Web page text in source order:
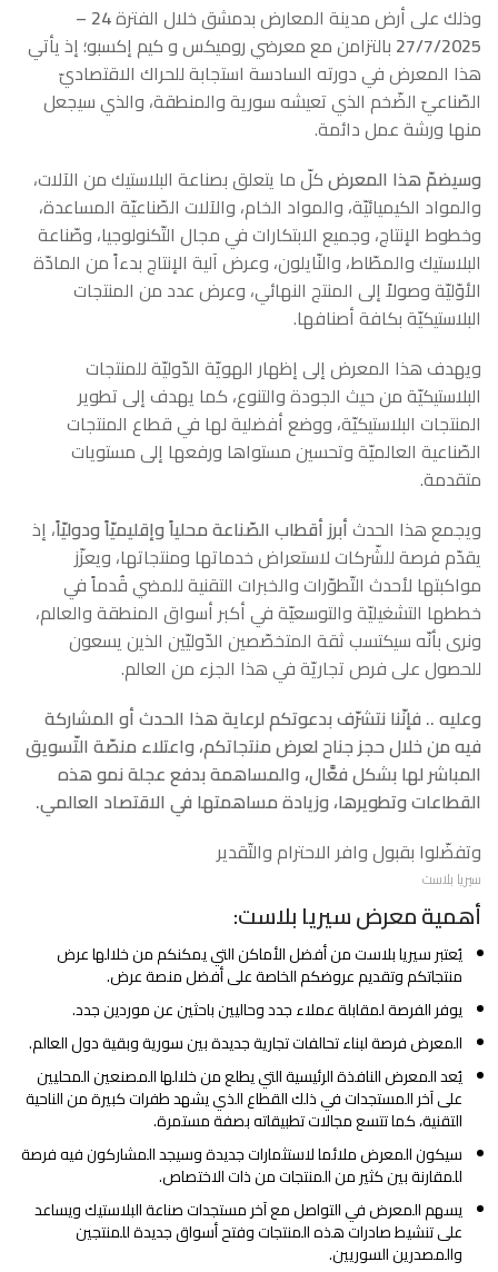
وذلك على أرض مدينة المعارض بدمشق خلال الفترة
24 –
27/7/2025 بالتزامن مع معرضي روميكس و كيم إكسبو؛ إذ يأتي
هذا المعرض في دورته السادسة استجابة للحراك الاقتصاديّ
الصّناعيّ الضّخم الذي تعيشه سورية والمنطقة، والذي سيجعل
منها ورشة عمل دائمة.
وسيضمّ هذا المعرضكلّ ما يتعلق بصناعة البلاستيك من الآلات،
والمواد الكيميائيّة، والمواد الخام، والآلات الصّناعيّة المساعدة،
وخطوط الإنتاج، وجميع الابتكارات في مجال التّكنولوجيا، وصّناعة
البلاستيك والمطّاط، والنّايلون، وعرض آلية الإنتاج بدءاً من المادّة
الأوّليّة وصولاً إلى المنتج النهائي، وعرض عدد من المنتجات
البلاستيكيّة بكافة أصنافها.
ويهدف هذا المعرض إلى إظهار الهويّة الدّوليّة للمنتجات
البلاستيكيّة من حيث الجودة والتنوع، كما يهدف إلى تطوير
المنتجات البلاستيكيّة، ووضع أفضلية لها في قطاع المنتجات
الصّناعية العالميّة وتحسين مستواها ورفعها إلى مستويات
متقدمة.
ويجمع هذا الحدثأبرز أقطاب الصّناعة محلياً وإقليميّاً ودوليّاً، إذ
يقدّم فرصة للشّركات لاستعراض خدماتها ومنتجاتها، ويعزّز
مواكبتها لأحدث التّطوّرات والخبرات التقنية للمضي قُدماً في
خططها التشغيليّة والتوسعيّة في أكبر أسواق المنطقة والعالم،
ونرى بأنّه سيكتسب ثقة المتخصّصين الدّوليّين الذين يسعون
للحصول على فرص تجاريّة في هذا الجزء من العالم.
وعليه .. فإنّنا نتشرّف بدعوتكم لرعاية هذا الحدث أو المشاركة
فيه من خلال حجز جناح لعرض منتجاتكم، واعتلاء منصّة التّسويق
المباشر لها بشكل فعَّال، والمساهمة بدفع عجلة نمو هذه
القطاعات وتطويرها، وزيادة مساهمتها في الاقتصاد العالمي.
وتفضّلوا بقبول وافر الاحترام والتّقدير
سيريا بلاست
أهمية معرض سيريا بلاست:
يُعتبر سيريا بلاست من أفضل الأماكن التي يمكنكم من خلالها عرض
منتجاتكم وتقديم عروضكم الخاصة على أفضل منصة عرض.
يوفر الفرصة لمقابلة عملاء جدد وحاليين باحثين عن موردين جدد.
المعرض فرصة لبناء تحالفات تجارية جديدة بين سورية وبقية دول العالم.
يُعد المعرض النافذة الرئيسية التي يطلع من خلالها المصنعين المحليين
على آخر المستجدات في ذلك القطاع الذي يشهد طفرات كبيرة من الناحية
التقنية، كما تتسع مجالات تطبيقاته بصفة مستمرة.
سيكون المعرض ملائما لاستثمارات جديدة وسيجد المشاركون فيه فرصة
للمقارنة بين كثير من المنتجات من ذات الاختصاص.
يسهم المعرض في التواصل مع آخر مستجدات صناعة البلاستيك ويساعد
على تنشيط صادرات هذه المنتجات وفتح أسواق جديدة للمنتجين
والمصدرين السوريين.